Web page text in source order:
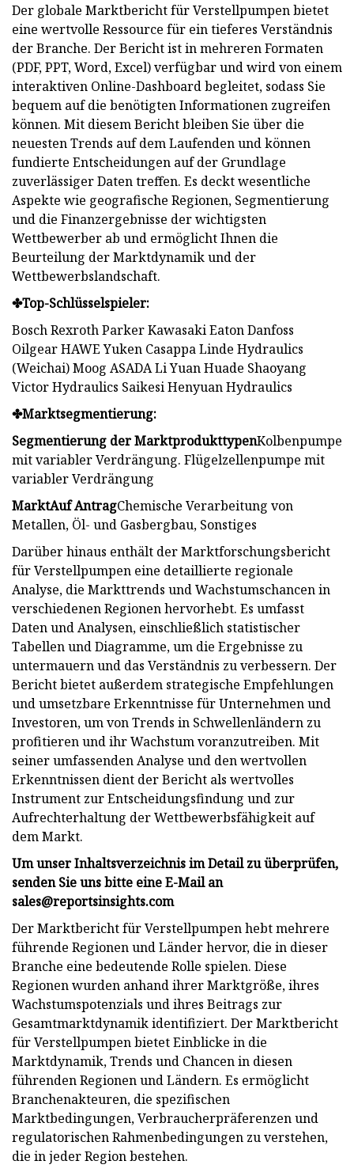
Der globale Marktbericht für Verstellpumpen bietet
eine wertvolle Ressource für ein tieferes Verständnis
der Branche. Der Bericht ist in mehreren Formaten
(PDF, PPT, Word, Excel) verfügbar und wird von einem
interaktiven Online-Dashboard begleitet, sodass Sie
bequem auf die benötigten Informationen zugreifen
können. Mit diesem Bericht bleiben Sie über die
neuesten Trends auf dem Laufenden und können
fundierte Entscheidungen auf der Grundlage
zuverlässiger Daten treffen. Es deckt wesentliche
Aspekte wie geografische Regionen, Segmentierung
und die Finanzergebnisse der wichtigsten
Wettbewerber ab und ermöglicht Ihnen die
Beurteilung der Marktdynamik und der
Wettbewerbslandschaft.
✤Top-Schlüsselspieler:
Bosch Rexroth Parker Kawasaki Eaton Danfoss
Oilgear HAWE Yuken Casappa Linde Hydraulics
(Weichai) Moog ASADA Li Yuan Huade Shaoyang
Victor Hydraulics Saikesi Henyuan Hydraulics
✤Marktsegmentierung:
Segmentierung der MarktprodukttypenKolbenpumpe
mit variabler Verdrängung. Flügelzellenpumpe mit
variabler Verdrängung
MarktAuf AntragChemische Verarbeitung von
Metallen, Öl- und Gasbergbau, Sonstiges
Darüber hinaus enthält der Marktforschungsbericht
für Verstellpumpen eine detaillierte regionale
Analyse, die Markttrends und Wachstumschancen in
verschiedenen Regionen hervorhebt. Es umfasst
Daten und Analysen, einschließlich statistischer
Tabellen und Diagramme, um die Ergebnisse zu
untermauern und das Verständnis zu verbessern. Der
Bericht bietet außerdem strategische Empfehlungen
und umsetzbare Erkenntnisse für Unternehmen und
Investoren, um von Trends in Schwellenländern zu
profitieren und ihr Wachstum voranzutreiben. Mit
seiner umfassenden Analyse und den wertvollen
Erkenntnissen dient der Bericht als wertvolles
Instrument zur Entscheidungsfindung und zur
Aufrechterhaltung der Wettbewerbsfähigkeit auf
dem Markt.
Um unser Inhaltsverzeichnis im Detail zu überprüfen,
senden Sie uns bitte eine E-Mail an
sales@reportsinsights.com
Der Marktbericht für Verstellpumpen hebt mehrere
führende Regionen und Länder hervor, die in dieser
Branche eine bedeutende Rolle spielen. Diese
Regionen wurden anhand ihrer Marktgröße, ihres
Wachstumspotenzials und ihres Beitrags zur
Gesamtmarktdynamik identifiziert. Der Marktbericht
für Verstellpumpen bietet Einblicke in die
Marktdynamik, Trends und Chancen in diesen
führenden Regionen und Ländern. Es ermöglicht
Branchenakteuren, die spezifischen
Marktbedingungen, Verbraucherpräferenzen und
regulatorischen Rahmenbedingungen zu verstehen,
die in jeder Region bestehen.